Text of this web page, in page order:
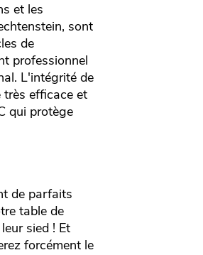
et les
sont
de
professionnel
L'intégrité de
très efficace et
qui protège
de parfaits
table de
sied ! Et
forcément le